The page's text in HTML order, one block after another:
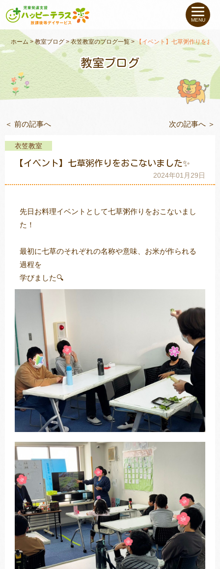
私たちについて
未就学のお子さま（０〜６才）
小学生〜高校生のお子さま
支援事例
教室一覧
MENU
ホーム >教室ブログ>衣笠教室のブログ一覧>【イベント】七草粥作りをおこ
教室ブログ
＜ 前の記事へ 次の記事へ ＞
衣笠教室
【イベント】七草粥作りをおこないました✨
2024年01月29日
先日お料理イベントとして七草粥作りをおこないまし
た！
最初に七草のそれぞれの名称や意味、お米が作られる
過程を
学びました🔍